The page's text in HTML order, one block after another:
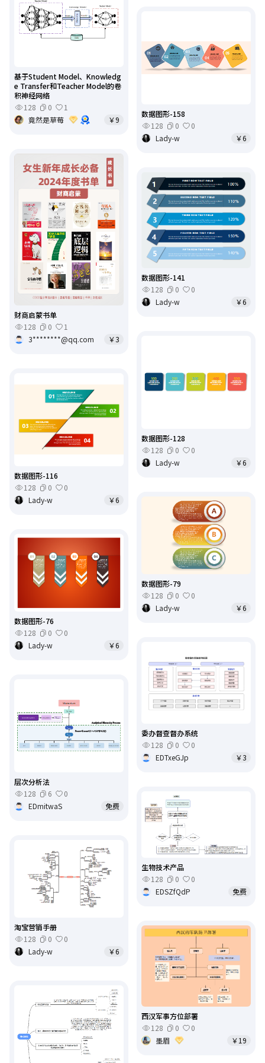
基于Student Model、Knowledg
e Transfer和Teacher Model的卷
积神经网络
128
0
1
竟然是草莓
￥9
数据图形-158
128
0
0
Lady-w
￥6
财商启蒙书单
128
0
1
3********@qq.com
￥3
数据图形-141
128
0
0
Lady-w
￥6
数据图形-128
128
0
0
Lady-w
￥6
数据图形-116
128
0
0
Lady-w
￥6
数据图形-79
128
0
0
Lady-w
￥6
数据图形-76
128
0
0
Lady-w
￥6
委办督查督办系统
128
0
0
EDTxeGJp
￥3
层次分析法
128
6
0
EDmitwaS
免费
生物技术产品
128
0
0
EDSZfQdP
免费
淘宝营销手册
128
0
0
Lady-w
￥6
西汉军事方位部署
128
0
0
墨眉
￥19